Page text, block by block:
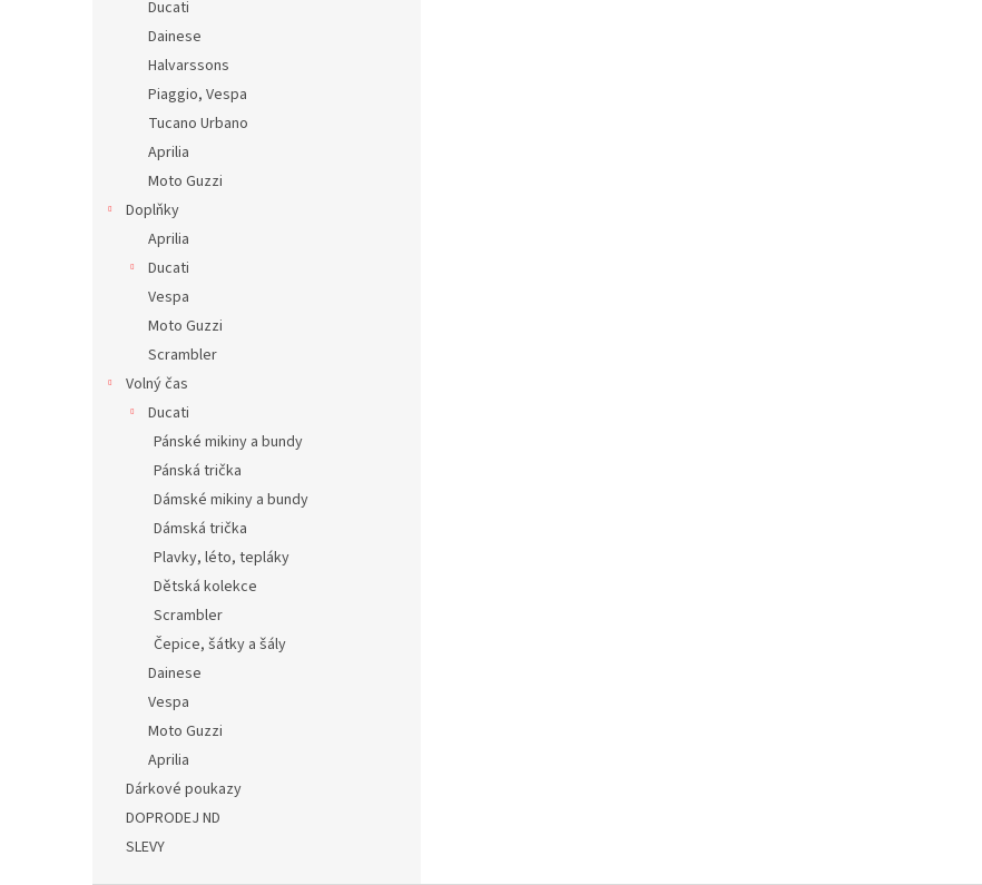
Ducati
Dainese
Halvarssons
Piaggio, Vespa
Tucano Urbano
Aprilia
Moto Guzzi
Doplňky
Aprilia
Ducati
Vespa
Moto Guzzi
Scrambler
Volný čas
Ducati
Pánské mikiny a bundy
Pánská trička
Dámské mikiny a bundy
Dámská trička
Plavky, léto, tepláky
Dětská kolekce
Scrambler
Čepice, šátky a šály
Dainese
Vespa
Moto Guzzi
Aprilia
Dárkové poukazy
DOPRODEJ ND
SLEVY